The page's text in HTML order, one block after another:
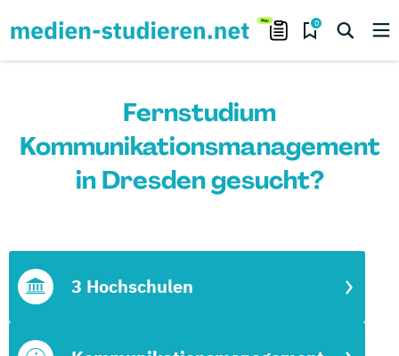
0
Fernstudium
Kommunikationsmanagement
in Dresden gesucht?
3 Hochschulen